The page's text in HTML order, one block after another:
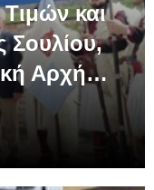
και
Σουλίου,
Αρχή…